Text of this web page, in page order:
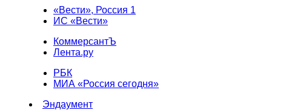
«Вести», Россия 1
ИС «Вести»
КоммерсантЪ
Лента.ру
РБК
МИА «Россия сегодня»
Эндаумент